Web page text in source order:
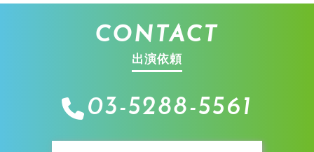
CONTACT
出演依頼
03-5288-5561